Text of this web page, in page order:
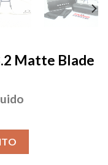
Matte Blade
cantidad